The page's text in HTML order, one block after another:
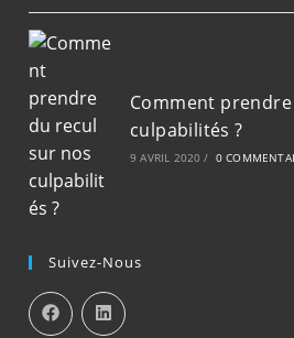
Comment
culpabilités ?
9 AVRIL 2020 / 0
Suivez-Nous